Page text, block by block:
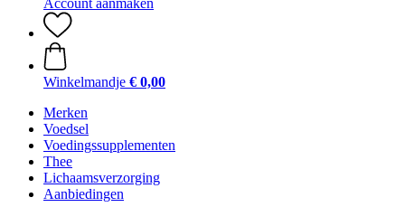
Account aanmaken
Winkelmandje € 0,00
Merken
Voedsel
Voedingssupplementen
Thee
Lichaamsverzorging
Aanbiedingen